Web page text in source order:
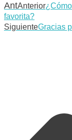
AntAnterior
favorita?
SiguienteGracias